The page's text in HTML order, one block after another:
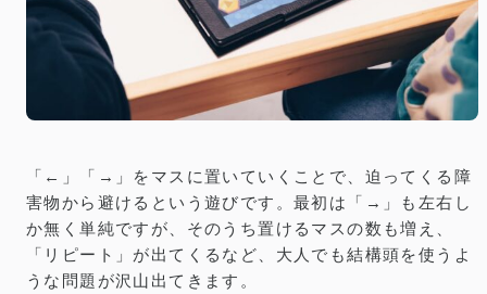
「←」「→」をマスに置いていくことで、迫ってくる障
害物から避けるという遊びです。最初は「→」も左右し
か無く単純ですが、そのうち置けるマスの数も増え、
「リピート」が出てくるなど、大人でも結構頭を使うよ
うな問題が沢山出てきます。